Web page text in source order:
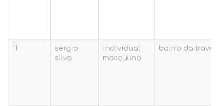
11
sergio
silva
individual
masculino
bairro da